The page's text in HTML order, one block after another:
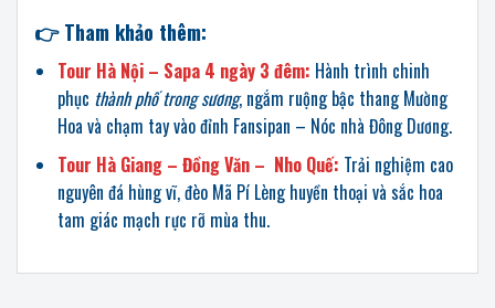
👉Tham khảo thêm:
Tour Hà Nội – Sapa 4 ngày 3 đêm: Hành trình chinh
phục thành phố trong sương, ngắm ruộng bậc thang Mường
Hoa và chạm tay vào đỉnh Fansipan – Nóc nhà Đông Dương.
Tour Hà Giang – Đồng Văn – Nho Quế: Trải nghiệm cao
nguyên đá hùng vĩ, đèo Mã Pí Lèng huyền thoại và sắc hoa
tam giác mạch rực rỡ mùa thu.